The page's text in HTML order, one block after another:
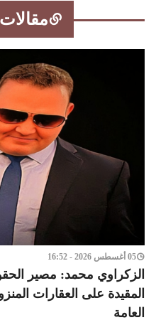
05 أغسطس 2026 - 16:52
الزكراوي محمد: مصير
المقيدة على العقارات
العامة